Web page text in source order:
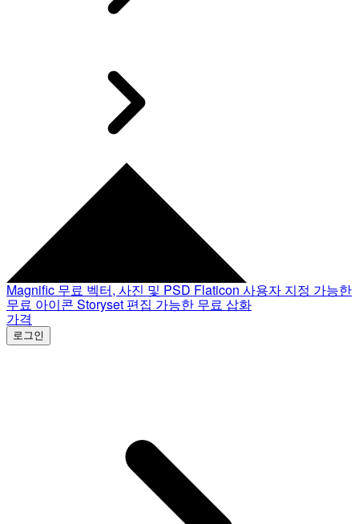
Magnific 무료 벡터, 사진 및 PSD Flaticon 사용자 지정 가능한
무료 아이콘 Storyset 편집 가능한 무료 삽화
가격
로그인